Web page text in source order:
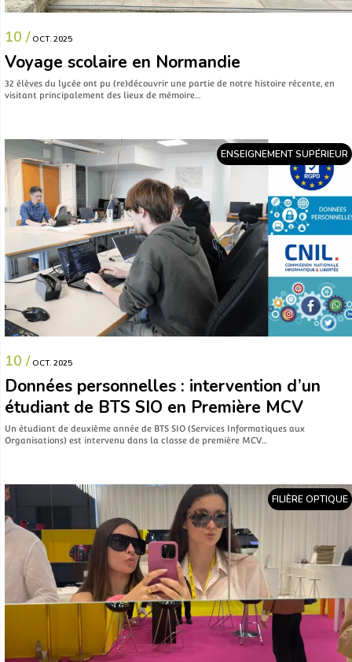
10 / OCT. 2025
Voyage scolaire en Normandie
32 élèves du lycée ont pu (re)découvrir une partie de notre histoire récente, en
visitant principalement des lieux de mémoire…
ENSEIGNEMENT SUPÉRIEUR
10 / OCT. 2025
Données personnelles : intervention d’un
étudiant de BTS SIO en Première MCV
Un étudiant de deuxième année de BTS SIO (Services Informatiques aux
Organisations) est intervenu dans la classe de première MCV…
FILIÈRE OPTIQUE